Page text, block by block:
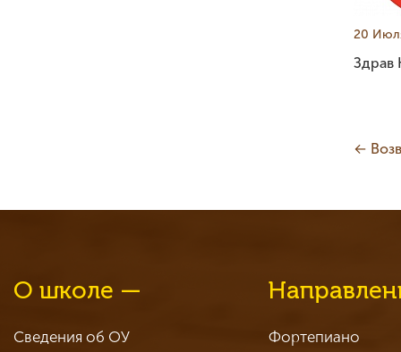
20
Здрав
←
О школе —
Сведения об ОУ
Фортепиано